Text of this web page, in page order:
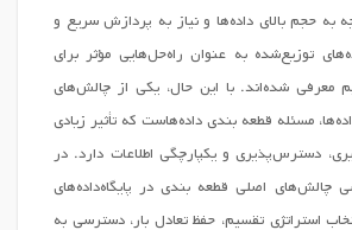
به حجم بالای داده‌ها و نیاز به پردازش سریع و
توزیع‌شده به عنوان راه‌حل‌هایی مؤثر برای
معرفی شده‌اند. با این حال، یکی از چالش‌های
مسئله قطعه بندی داده‌هاست که تأثیر زیادی
دسترس‌پذیری و یکپارچگی اطلاعات دارد. در
چالش‌های اصلی قطعه بندی در پایگاه‌داده‌های
استراتژی تقسیم، حفظ تعادل بار، دسترسی به